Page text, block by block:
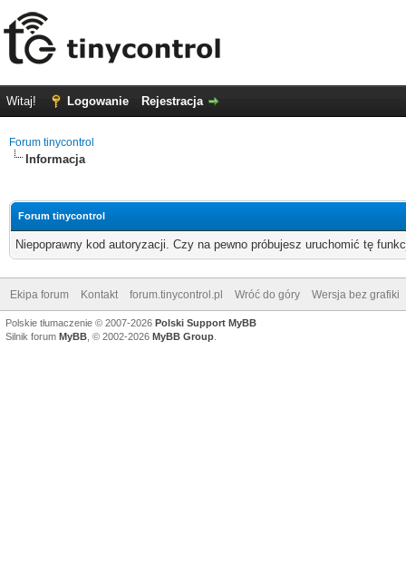
Witaj! Logowanie Rejestracja
Forum tinycontrol
Informacja
Forum tinycontrol
Niepoprawny kod autoryzacji. Czy na pewno próbujesz uruchomić tę
Ekipa forum Kontakt forum.tinycontrol.pl Wróć do góry Wersja bez grafiki
Polskie tłumaczenie © 2007-2026 Polski Support MyBB
Silnik forum MyBB , © 2002-2026 MyBB Group